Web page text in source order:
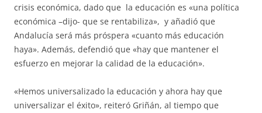
crisis económica, dado que la educación es «una política
económica –dijo- que se rentabiliza», y añadió que
Andalucía será más próspera «cuanto más educación
haya». Además, defendió que «hay que mantener el
esfuerzo en mejorar la calidad de la educación».
«Hemos universalizado la educación y ahora hay que
universalizar el éxito», reiteró Griñán, al tiempo que